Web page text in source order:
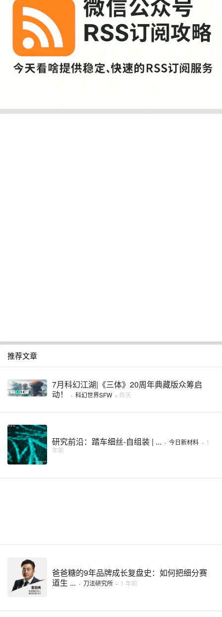
推荐文章
7月科幻江湖|《三体》20周年典藏版众筹启
动！
· 科幻世界SFW · 昨天
研究前沿：踏车细丝-自组装 | ... · 今日新材料 · 1
年前
爸爸糖的9年品牌成长复盘史：如何把细分赛
道生 ... · 刀法研究所 · 1 年前